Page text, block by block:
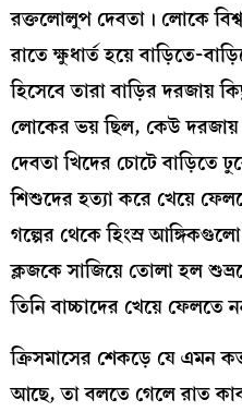
রক্তলোলুপ দেবতা। লোকে
রাতে ক্ষুধার্ত হয়ে বাড়িতে-
হিসেবে তারা বাড়ির দরজায়
লোকের ভয় ছিল, কেউ দরজায়
দেবতা খিদের চোটে বাড়িতে
শিশুদের হত্যা করে খেয়ে
গল্পের থেকে হিংস্র
ক্লজকে সাজিয়ে তোলা হল
তিনি বাচ্চাদের খেয়ে
ক্রিসমাসের শেকড়ে যে এমন
আছে, তা বলতে গেলে রাত